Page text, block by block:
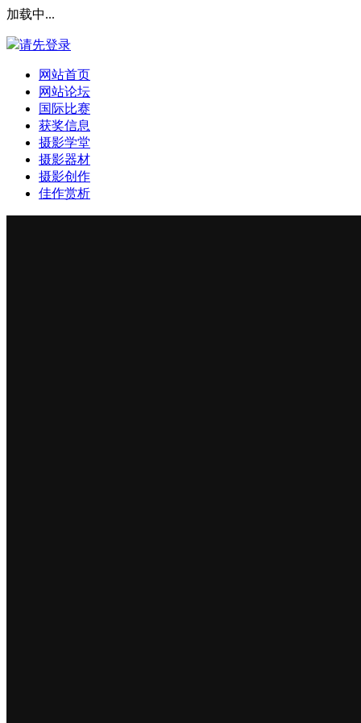
加载中...
请先登录
网站首页
网站论坛
国际比赛
获奖信息
摄影学堂
摄影器材
摄影创作
佳作赏析